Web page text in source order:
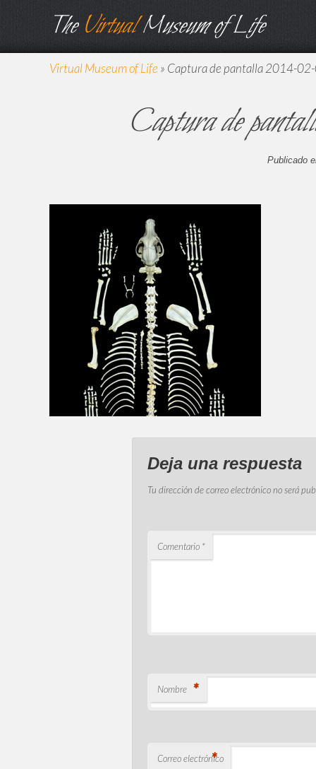
TheVirtualMuseum of Life
Virtual Museum of Life » Captura de pantalla 2014-
Captura de
Publicado
Deja una respuesta
Tu dirección de correo electrónico no será
Comentario *
Nombre *
Correo electrónico
*